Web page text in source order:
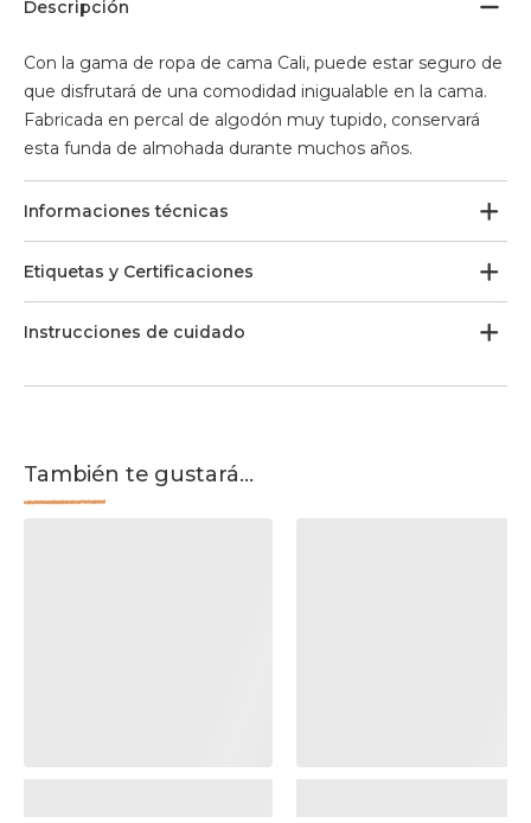
Descripción
Con la gama de ropa de cama Cali, puede estar seguro de
que disfrutará de una comodidad inigualable en la cama.
Fabricada en percal de algodón muy tupido, conservará
esta funda de almohada durante muchos años.
Informaciones técnicas
Etiquetas y Certificaciones
Instrucciones de cuidado
También te gustará...